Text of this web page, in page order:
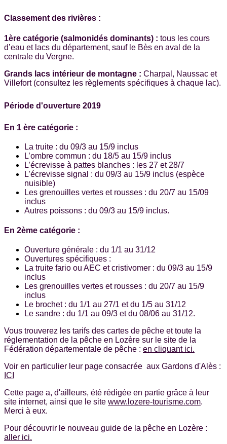
Classement des rivières :
1ère catégorie (salmonidés dominants) : tous les cours
d’eau et lacs du département, sauf le Bès en aval de la
centrale du Vergne.
Grands lacs intérieur de montagne : Charpal, Naussac et
Villefort (consultez les règlements spécifiques à chaque lac).
Période d'ouverture 2019
En 1 ère catégorie :
La truite : du 09/3 au 15/9 inclus
L’ombre commun : du 18/5 au 15/9 inclus
L’écrevisse à pattes blanches : les 27 et 28/7
L’écrevisse signal : du 09/3 au 15/9 inclus (espèce
nuisible)
Les grenouilles vertes et rousses : du 20/7 au 15/09
inclus
Autres poissons : du 09/3 au 15/9 inclus.
En 2ème catégorie :
Ouverture générale : du 1/1 au 31/12
Ouvertures spécifiques :
La truite fario ou AEC et cristivomer : du 09/3 au 15/9
inclus
Les grenouilles vertes et rousses : du 20/7 au 15/9
inclus
Le brochet : du 1/1 au 27/1 et du 1/5 au 31/12
Le sandre : du 1/1 au 09/3 et du 08/06 au 31/12.
Vous trouverez les tarifs des cartes de pêche et toute la
réglementation de la pêche en Lozère sur le site de la
Fédération départementale de pêche : en cliquant ici.
Voir en particulier leur page consacrée aux Gardons d'Alès :
ICI
Cette page a, d'ailleurs, été rédigée en partie grâce à leur
site internet, ainsi que le site www.lozere-tourisme.com.
Merci à eux.
Pour découvrir le nouveau guide de la pêche en Lozère :
aller ici.